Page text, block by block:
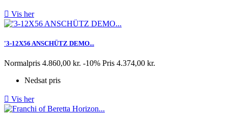
 Vis her
'3-12X56 ANSCHÜTZ DEMO...
Normalpris 4.860,00 kr. -10% Pris 4.374,00 kr.
Nedsat pris
 Vis her